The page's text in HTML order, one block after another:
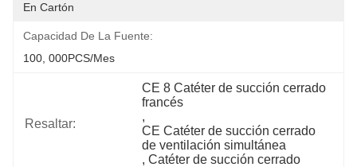
En Cartón
Capacidad De La Fuente:
100, 000PCS/mes
Resaltar:
CE 8 Catéter de succión cerrado
francés
,
CE Catéter de succión cerrado
de ventilación simultánea
, Catéter de succión cerrado